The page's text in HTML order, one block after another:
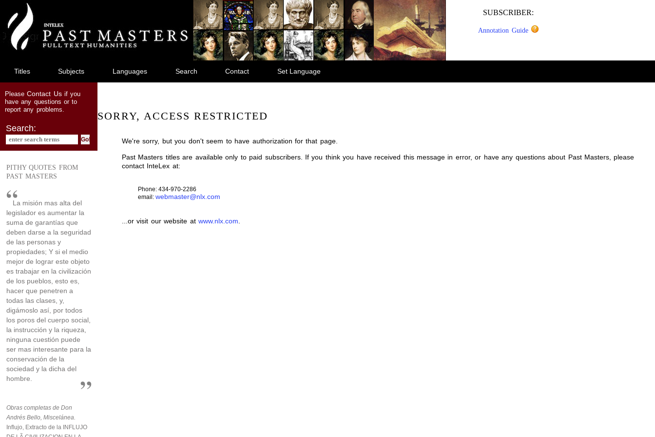
main
content
SUBSCRIBER:
Annotation Guide
Titles Subjects Languages Search Contact Set Language
PleaseContact Usif you
have any questions or to
report any problems.
Search:
PITHY QUOTES FROM
PAST MASTERS
La misión mas alta del
legislador es aumentar la
suma de garantías que
deben darse a la seguridad
de las personas y
propiedades; Y si el medio
mejor de lograr este objeto
es trabajar en la civilización
de los pueblos, esto es,
hacer que penetren a
todas las clases, y,
digámoslo así, por todos
los poros del cuerpo social,
la instrucción y la riqueza,
ninguna cuestión puede
ser mas interesante para la
conservación de la
sociedad y la dicha del
hombre.
Obras completas de Don
Andrés Bello, Miscelánea.
Influjo, Extracto de la INFLUJO
SORRY, ACCESS RESTRICTED
We're sorry, but you don't seem to have authorization for that page.
Past Masters titles are available only to paid subscribers. If you think you have received this message in error, or have any questions about Past Masters, please
contact InteLex at:
Phone: 434-970-2286
email: webmaster@nlx.com
...or visit our website atwww.nlx.com